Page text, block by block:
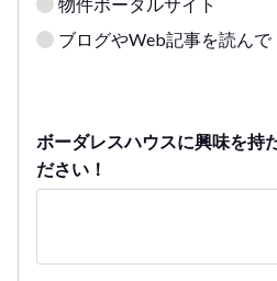
ブログやWeb記事を読んで
ボーダレスハウスに興味を持
ださい！